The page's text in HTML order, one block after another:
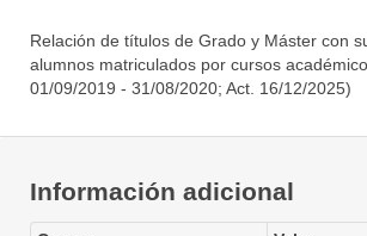
Relación de títulos de Grado y Máster con
alumnos matriculados por cursos
01/09/2019 - 31/08/2020; Act. 16/12/2025)
Información adicional